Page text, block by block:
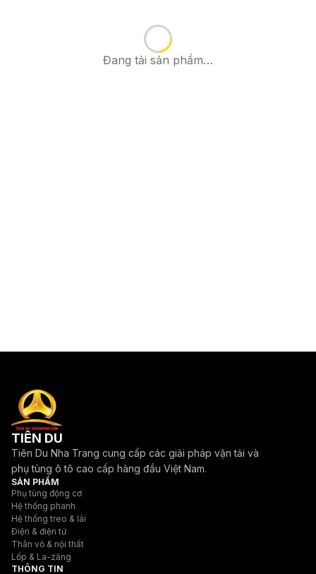
Đang tải sản phẩm…
TIÊN DU
Tiên Du Nha Trang cung cấp các giải pháp vận tải và
phụ tùng ô tô cao cấp hàng đầu Việt Nam.
SẢN PHẨM
Phụ tùng động cơ
Hệ thống phanh
Hệ thống treo & lái
Điện & điện tử
Thân vỏ & nội thất
Lốp & La-zăng
THÔNG TIN